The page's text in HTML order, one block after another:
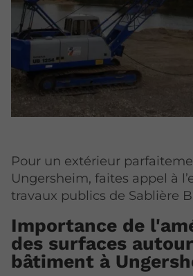
Pour un extérieur
Ungersheim, faites appel à
travaux publics de Sablière
Importance de
des surfaces
bâtiment à